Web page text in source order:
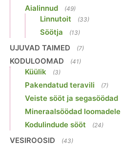
Aialinnud (49)
Linnutoit (33)
Söötja (13)
UJUVAD TAIMED (7)
KODULOOMAD (41)
Küülik (3)
Pakendatud teravili (7)
Veiste sööt ja segasöödad
Mineraalsöödad loomadele
Kodulindude sööt (24)
VESIROOSID (43)